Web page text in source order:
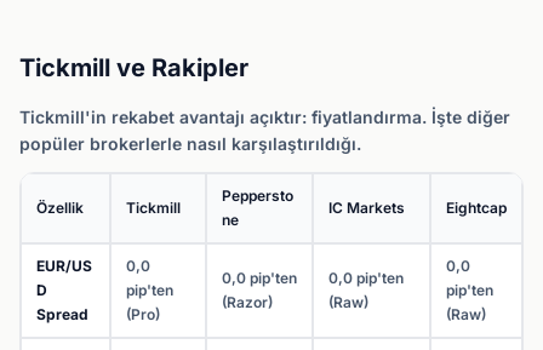
Tickmill ve Rakipler
Tickmill'in rekabet avantajı açıktır: fiyatlandırma. İşte diğer
popüler brokerlerle nasıl karşılaştırıldığı.
Özellik Tickmill
Peppersto
ne
IC Markets Eightcap
EUR/US
D
Spread
0,0
pip'ten
(Pro)
0,0 pip'ten
(Razor)
0,0 pip'ten
(Raw)
0,0
pip'ten
(Raw)